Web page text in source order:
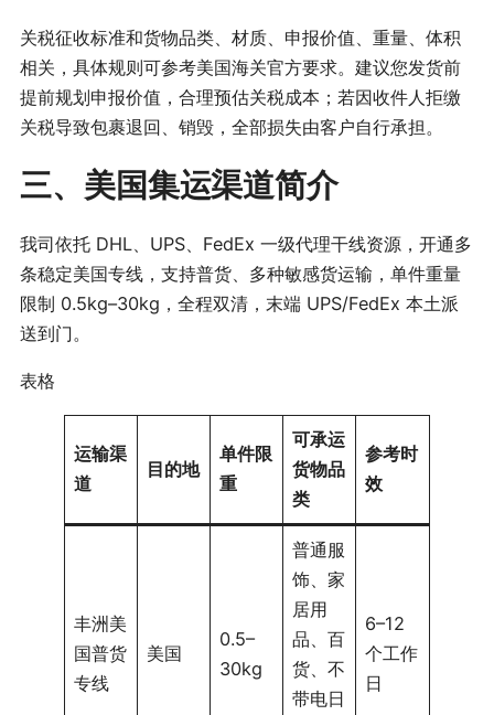
关税征收标准和货物品类、材质、申报价值、重量、体积
相关，具体规则可参考美国海关官方要求。建议您发货前
提前规划申报价值，合理预估关税成本；若因收件人拒缴
关税导致包裹退回、销毁，全部损失由客户自行承担。
三、美国集运渠道简介
我司依托 DHL、UPS、FedEx 一级代理干线资源，开通多
条稳定美国专线，支持普货、多种敏感货运输，单件重量
限制 0.5kg–30kg，全程双清，末端 UPS/FedEx 本土派
送到门。
表格
运输渠
道
目的地
单件限
重
可承运
货物品
类
参考时
效
丰洲美
国普货
专线
美国
0.5–
30kg
普通服
饰、家
居用
品、百
货、不
带电日
6–12
个工作
日